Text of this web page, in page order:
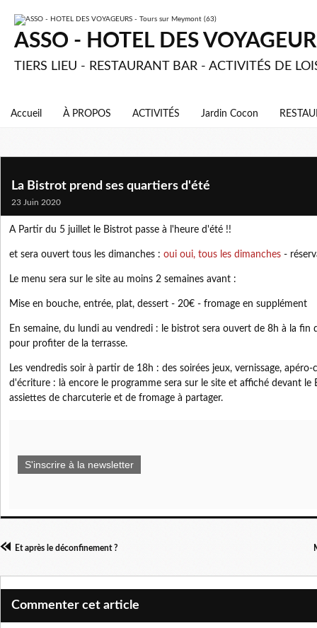
ASSO - HOTEL DES
TIERS LIEU - RESTAURANT BAR - ACTIVITÉS DE
Accueil À PROPOS ACTIVITÉS Jardin Cocon
La Bistrot prend ses quartiers d'été
23 Juin 2020
A Partir du 5 juillet le Bistrot passe à l'heure d'été !!
et sera ouvert tous les dimanches : oui oui, tous les dimanches -
Le menu sera sur le site au moins 2 semaines avant :
Mise en bouche, entrée, plat, dessert - 20€ - fromage en supplément
En semaine, du lundi au vendredi : le bistrot sera ouvert de 8h à la fin
pour profiter de la terrasse.
Les vendredis soir à partir de 18h : des soirées jeux, vernissage,
d'écriture : là encore le programme sera sur le site et affiché devant le
assiettes de charcuterie et de fromage à partager.
S'inscrire à la newsletter
Et après le déconfinement ?
Commenter cet article